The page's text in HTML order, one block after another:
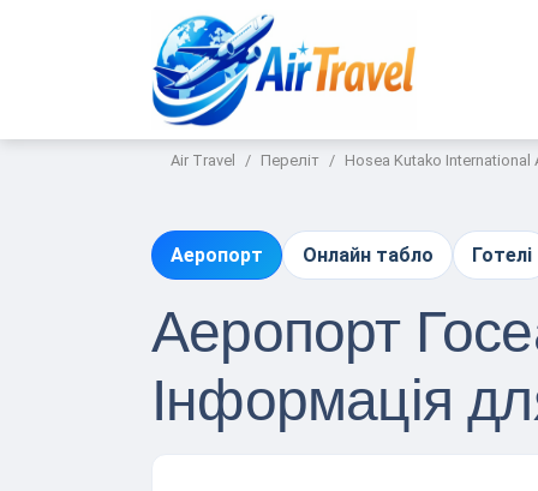
Air Travel Переліт Hosea Kutako International
Аеропорт Онлайн табло Готелі
Аеропорт
Інформація